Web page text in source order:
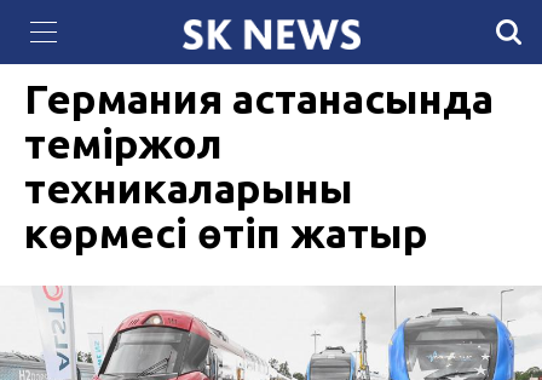
QazCloud расширил мощности дата-центра
для задач искусственного интеллекта
22 ҚЫРКҮЙЕК 2022, 10:35 1365
Германия астанасында
теміржол
техникаларының
көрмесі өтіп жатыр